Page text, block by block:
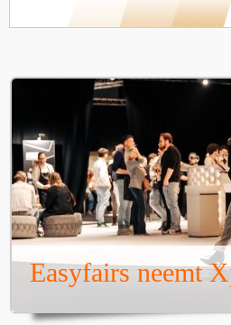
Easyfairs neemt